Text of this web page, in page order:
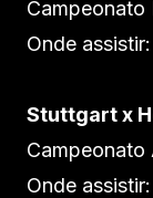
Campeonato
Onde
Stuttgart x
Campeonato
Onde